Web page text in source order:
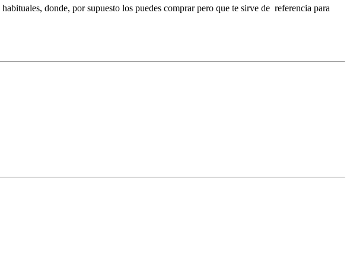
donde, por supuesto los puedes comprar pero que te sirve de referencia para